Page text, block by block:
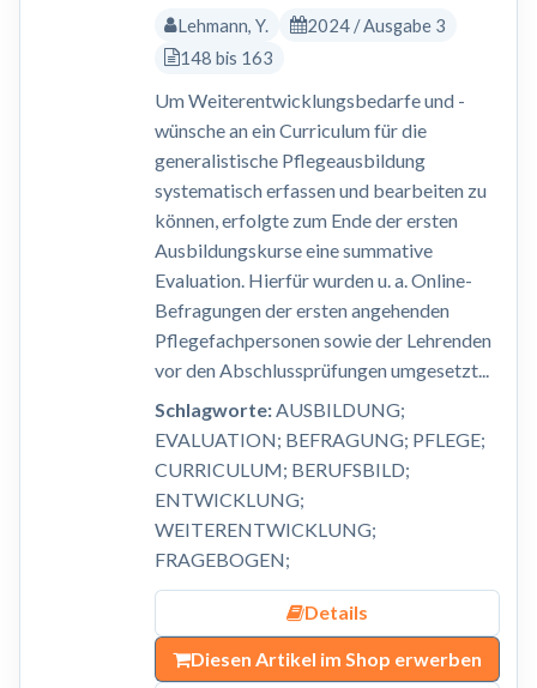
Lehmann, Y.
2024 / Ausgabe 3
148 bis 163
Um Weiterentwicklungsbedarfe und -
wünsche an ein Curriculum für die
generalistische Pflegeausbildung
systematisch erfassen und bearbeiten zu
können, erfolgte zum Ende der ersten
Ausbildungskurse eine summative
Evaluation. Hierfür wurden u. a. Online-
Befragungen der ersten angehenden
Pflegefachpersonen sowie der Lehrenden
vor den Abschlussprüfungen umgesetzt...
Schlagworte:AUSBILDUNG;
EVALUATION; BEFRAGUNG; PFLEGE;
CURRICULUM; BERUFSBILD;
ENTWICKLUNG;
WEITERENTWICKLUNG;
FRAGEBOGEN;
Details
Diesen Artikel im Shop erwerben